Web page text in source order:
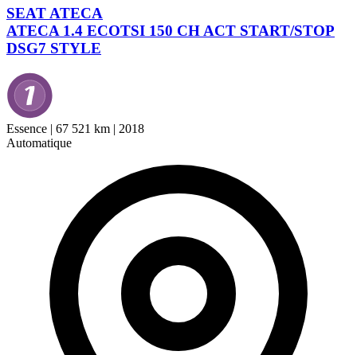
SEAT ATECA
ATECA 1.4 ECOTSI 150 CH ACT START/STOP
DSG7 STYLE
Essence | 67 521 km | 2018
Automatique